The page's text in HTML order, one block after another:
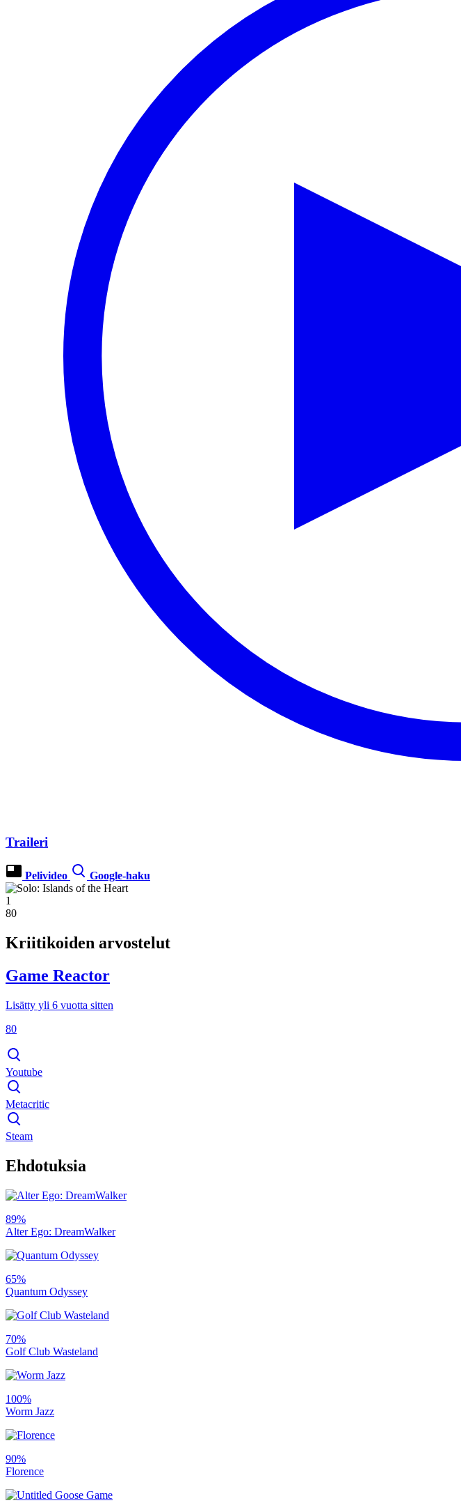
Traileri
Pelivideo Google-haku
1
80
Kriitikoiden arvostelut
Game Reactor
Lisätty yli 6 vuotta sitten
80
Youtube
Metacritic
Steam
Ehdotuksia
89%
Alter Ego: DreamWalker
65%
Quantum Odyssey
70%
Golf Club Wasteland
100%
Worm Jazz
90%
Florence